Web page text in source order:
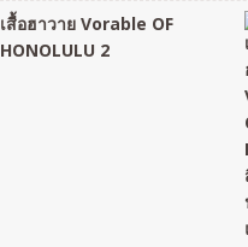
เสื้อฮาวาย Vorable OF
HONOLULU 2